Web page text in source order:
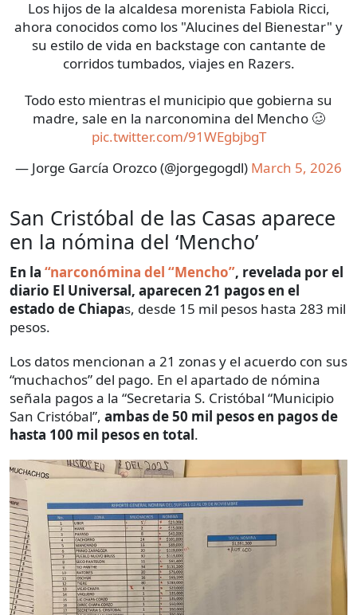
Los hijos de la alcaldesa morenista Fabiola Ricci,
ahora conocidos como los "Alucines del Bienestar" y
su estilo de vida en backstage con cantante de
corridos tumbados, viajes en Razers.
Todo esto mientras el municipio que gobierna su
madre, sale en la narconomina del Mencho 🥴
pic.twitter.com/91WEgbjbgT
— Jorge García Orozco (@jorgegogdl) March 5, 2026
San Cristóbal de las Casas aparece
en la nómina del ‘Mencho’
En la “narconómina del “Mencho”, revelada por el
diario El Universal, aparecen 21 pagos en el
estado de Chiapas, desde 15 mil pesos hasta 283 mil
pesos.
Los datos mencionan a 21 zonas y el acuerdo con sus
“muchachos” del pago. En el apartado de nómina
señala pagos a la “Secretaria S. Cristóbal “Municipio
San Cristóbal”, ambas de 50 mil pesos en pagos de
hasta 100 mil pesos en total.